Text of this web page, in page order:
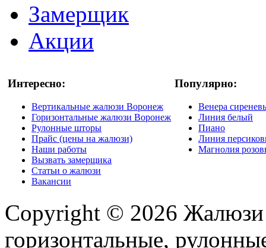
Замерщик
Акции
Интересно:
Вертикальные жалюзи Воронеж
Горизонтальные жалюзи Воронеж
Рулонные шторы
Прайс (цены на жалюзи)
Наши работы
Вызвать замерщика
Статьи о жалюзи
Вакансии
Популярно:
Венера
Линия белый
Пиано
Линия
Магнолия
Copyright © 2026 Жалюзи
горизонтальные,